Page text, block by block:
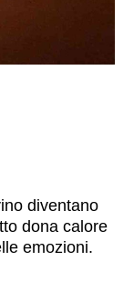
diventano
dona calore
emozioni.